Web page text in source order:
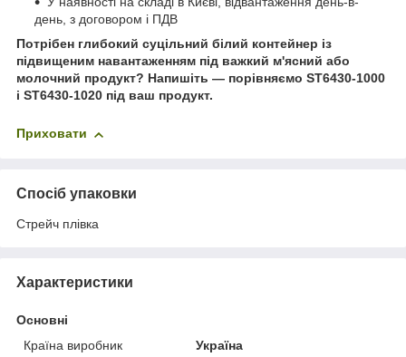
день, з договором і ПДВ
Потрібен глибокий суцільний білий контейнер із
підвищеним навантаженням під важкий м'ясний або
молочний продукт? Напишіть — порівняємо ST6430-1000
і ST6430-1020 під ваш продукт.
Приховати
Спосіб упаковки
Стрейч плівка
Характеристики
Основні
Країна виробник
Україна